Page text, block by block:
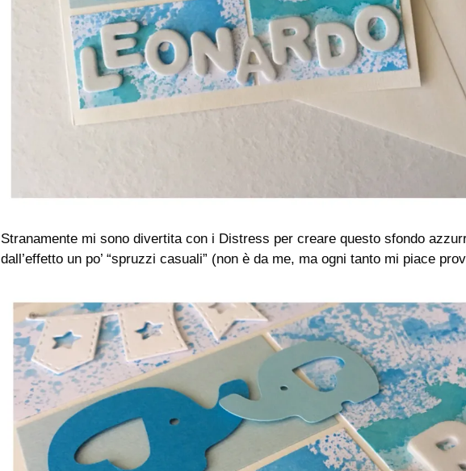
Stranamente mi sono divertita con i Distress per creare questo sfondo
dall’effetto un po’ “spruzzi casuali” (non è da me, ma ogni tanto mi piace